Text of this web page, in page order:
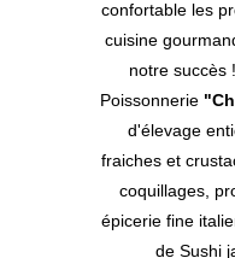
confortable les
cuisine
notre succès
Poissonnerie
d'élevage
fraiches et
coquillages,
épicerie fine
de Sushi